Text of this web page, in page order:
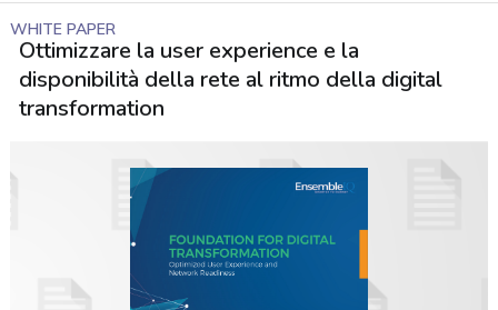
WHITE PAPER
Ottimizzare la user experience e la
disponibilità della rete al ritmo della digital
transformation